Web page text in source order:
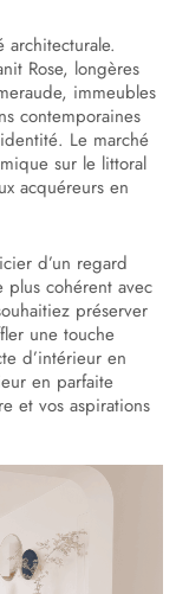
Rose, longères
immeubles
contemporaines
Le marché
sur le littoral
acquéreurs en
d’un regard
plus cohérent avec
préserver
une touche
d’intérieur en
en parfaite
et vos aspirations